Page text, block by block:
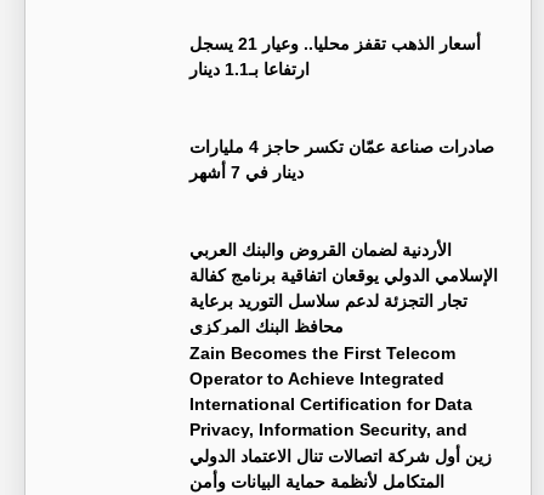
أسعار الذهب تقفز محليا.. وعيار 21 يسجل
ارتفاعا بـ1.1 دينار
صادرات صناعة عمّان تكسر حاجز 4 مليارات
دينار في 7 أشهر
الأردنية لضمان القروض والبنك العربي
الإسلامي الدولي يوقعان اتفاقية برنامج كفالة
تجار التجزئة لدعم سلاسل التوريد برعاية
محافظ البنك المركزي
Zain Becomes the First Telecom
Operator to Achieve Integrated
International Certification for Data
Privacy, Information Security, and
Business Continuity Management Systems
زين أول شركة اتصالات تنال الاعتماد الدولي
المتكامل لأنظمة حماية البيانات وأمن